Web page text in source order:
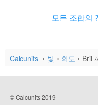
모든 조합의
Calcunits 빛 휘도 Bril
© Calcunits 2019